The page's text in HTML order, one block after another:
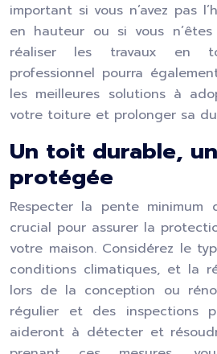
important si vous n’avez pas
en hauteur ou si vous
réaliser les travaux en
professionnel pourra
les meilleures solutions à
votre toiture et prolonger sa
Un toit durable,
protégée
Respecter la pente
crucial pour assurer la
votre maison. Considérez le
conditions climatiques, et la
lors de la conception ou
régulier et des inspections
aideront à détecter et